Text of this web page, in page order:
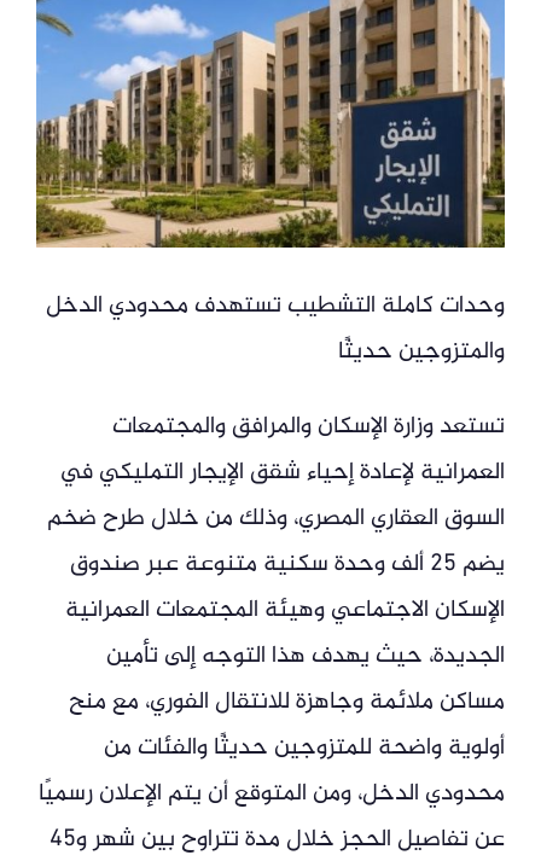
وحدات كاملة التشطيب تستهدف محدودي الدخل
والمتزوجين حديثًا
تستعد وزارة الإسكان والمرافق والمجتمعات
العمرانية لإعادة إحياء شقق الإيجار التمليكي في
السوق العقاري المصري، وذلك من خلال طرح ضخم
يضم 25 ألف وحدة سكنية متنوعة عبر صندوق
الإسكان الاجتماعي وهيئة المجتمعات العمرانية
الجديدة، حيث يهدف هذا التوجه إلى تأمين
مساكن ملائمة وجاهزة للانتقال الفوري، مع منح
أولوية واضحة للمتزوجين حديثًا والفئات من
محدودي الدخل، ومن المتوقع أن يتم الإعلان رسميًا
عن تفاصيل الحجز خلال مدة تتراوح بين شهر و45